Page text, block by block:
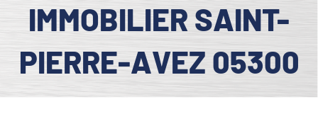
IMMOBILIER SAINT-
PIERRE-AVEZ 05300